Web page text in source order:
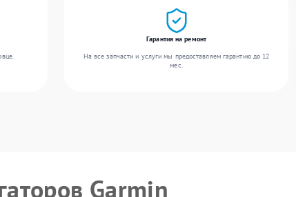
Гарантия на ремонт
На все запчасти и услуги мы предоставляем гарантию до 12
мес.
Garmin